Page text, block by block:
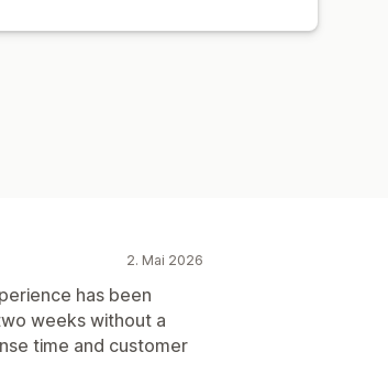
2. Mai 2026
has been
weeks without a
time and customer